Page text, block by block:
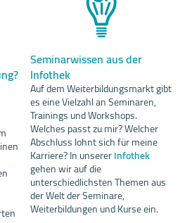
Seminarwissen aus der
Infothek
Auf dem Weiterbildungsmarkt gibt
es eine Vielzahl an Seminaren,
Trainings und Workshops.
Welches passt zu mir? Welcher
Abschluss lohnt sich für meine
Karriere? In unsererInfothek
gehen wir auf die
unterschiedlichsten Themen aus
der Welt der Seminare,
Weiterbildungen und Kurse ein.